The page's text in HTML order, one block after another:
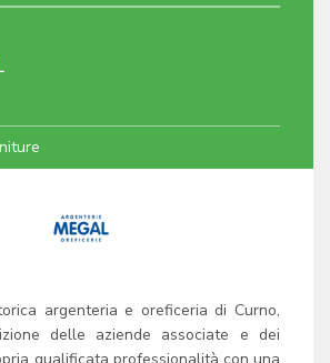
argenteria e oreficeria di Curno,
delle aziende associate e dei